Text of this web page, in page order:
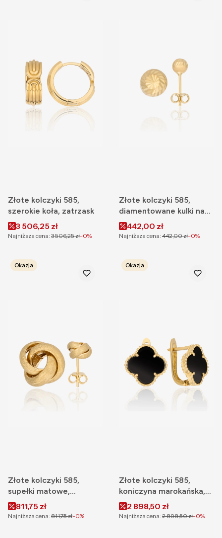
Złote kolczyki 585,
szerokie koła, zatrzask
Cena promocyjna
3 506,25 zł
Najniższa cena: 3 506,25 zł-0%
Złote kolczyki 585,
diamentowane kulki na
sztyft 5 mm
Cena promocyjna
442,00 zł
Najniższa cena: 442,00 zł-0%
Okazja
Złote kolczyki 585,
supełki matowe,
satynowane na sztyft
Cena promocyjna
811,75 zł
Najniższa cena: 811,75 zł-0%
Okazja
Złote kolczyki 585,
koniczyna marokańska,
angielskie zapięcie, 14
mm
Cena promocyjna
2 898,50 zł
Najniższa cena: 2 898,50 zł-0%